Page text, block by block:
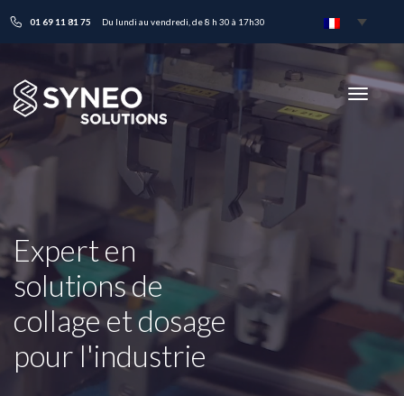
01 69 11 81 75 Du lundi au vendredi, de 8 h 30 à 17h30
Toggle
Expert en
solutions de
collage et dosage
pour l'industrie